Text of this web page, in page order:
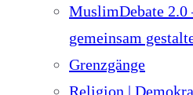
MuslimDebate 2.0
gemeinsam
Grenzgänge
Religion |